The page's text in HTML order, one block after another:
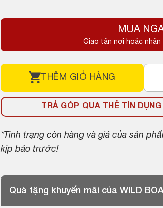
là:
5,500,000 ₫.
tại
3,900,000 ₫.
MUA
Giao tận nơi hoặc nhận
THÊM GIỎ HÀNG
TRẢ GÓP QUA THẺ TÍN
*Tình trạng còn hàng và giá của sản
kịp báo trước!
Quà tặng khuyến mãi của WILD